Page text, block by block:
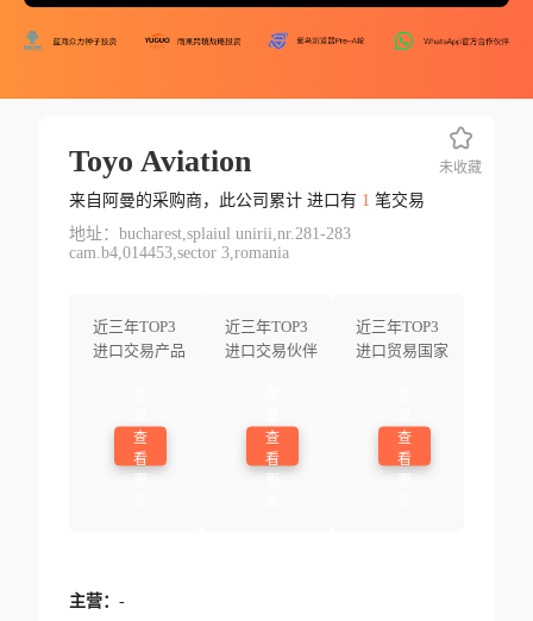
Toyo Aviation
来自阿曼的采购商，此公司累计 进口有 1 笔交易
地址：bucharest,splaiul unirii,nr.281-283
cam.b4,014453,sector 3,romania
近三年TOP3
进口交易产品
查
看
近三年TOP3
进口交易伙伴
查
看
近三年TOP3
进口贸易国家
查
看
未收藏
主营： -